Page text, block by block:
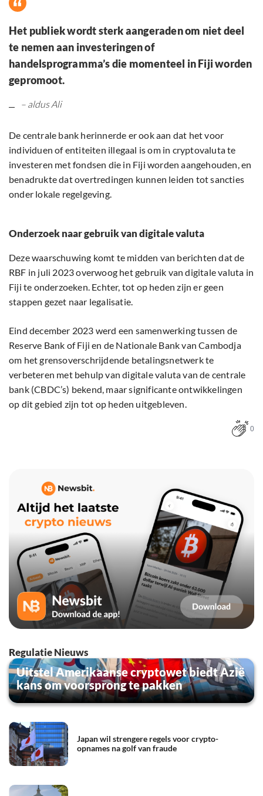
Het publiek wordt sterk aangeraden om niet deel
te nemen aan investeringen of
handelsprogramma’s die momenteel in Fiji worden
gepromoot.
– aldus Ali
De centrale bank herinnerde er ook aan dat het voor
individuen of entiteiten illegaal is om in cryptovaluta te
investeren met fondsen die in Fiji worden aangehouden, en
benadrukte dat overtredingen kunnen leiden tot sancties
onder lokale regelgeving.
Onderzoek naar gebruik van digitale valuta
Deze waarschuwing komt te midden van berichten dat de
RBF in juli 2023 overwoog het gebruik van digitale valuta in
Fiji te onderzoeken. Echter, tot op heden zijn er geen
stappen gezet naar legalisatie.
Eind december 2023 werd een samenwerking tussen de
Reserve Bank of Fiji en de Nationale Bank van Cambodja
om het grensoverschrijdende betalingsnetwerk te
verbeteren met behulp van digitale valuta van de centrale
bank (CBDC’s) bekend, maar significante ontwikkelingen
op dit gebied zijn tot op heden uitgebleven.
0
Regulatie Nieuws
Uitstel Amerikaanse cryptowet biedt Azië
kans om voorsprong te pakken
Japan wil strengere regels voor crypto-
opnames na golf van fraude